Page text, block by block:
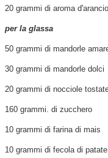
20 grammi di aroma
per la glassa
50 grammi di mandorle
30 grammi di mandorle dolci
20 grammi di nocciole
160 grammi. di zucchero
10 grammi di farina di mais
10 grammi di fecola di patate